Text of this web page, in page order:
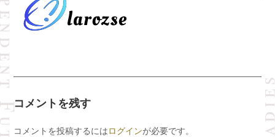
コメントを残す
コメントを投稿するにはログインが必要です。